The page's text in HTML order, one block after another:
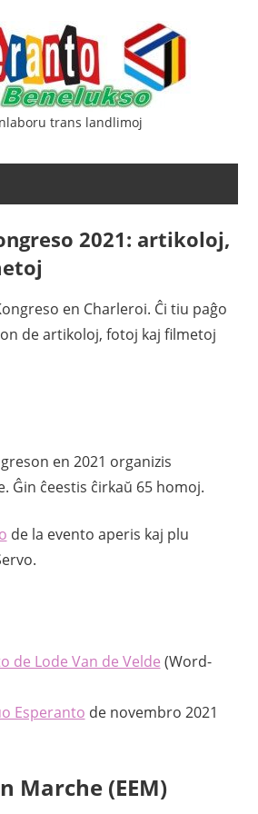
trans landlimoj
2021: artikoloj,
en Charleroi. Ĉi tiu paĝo
de artikoloj, fotoj kaj filmetoj
en 2021 organizis
Ĝin ĉeestis ĉirkaŭ 65 homoj.
de la evento aperis kaj plu
de Lode Van de Velde (Word-
Esperanto de novembro 2021
Marche (EEM)